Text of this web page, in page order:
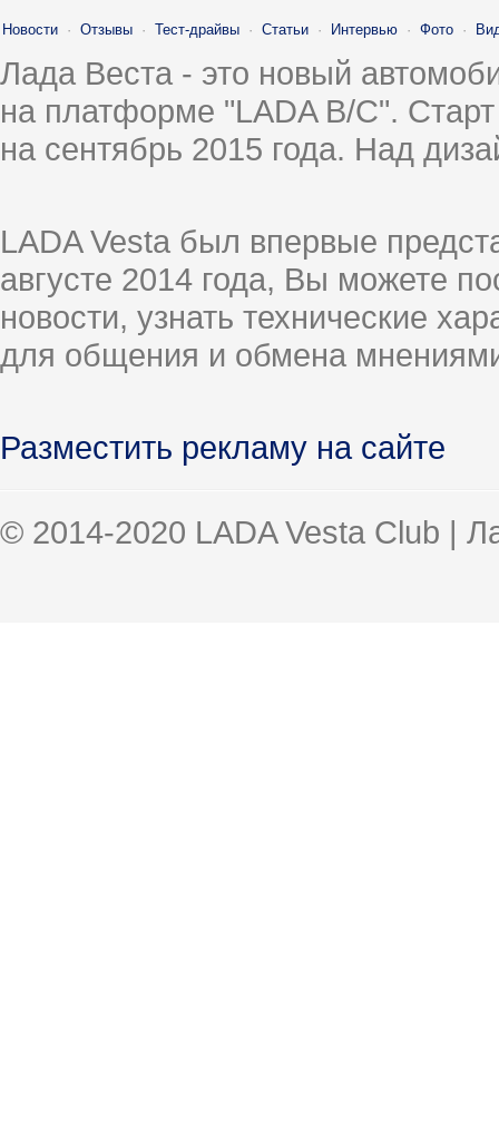
Новости · Отзывы · Тест-драйвы · Статьи · Интервью · Фото ·
Лада Веста - это новый
на платформе "LADA B/C".
на сентябрь 2015 года. Над
LADA Vesta был впервые
августе 2014 года, Вы можете
новости, узнать технические
для общения и обмена
Разместить рекламу на сайте
© 2014-2020 LADA Vesta Club |